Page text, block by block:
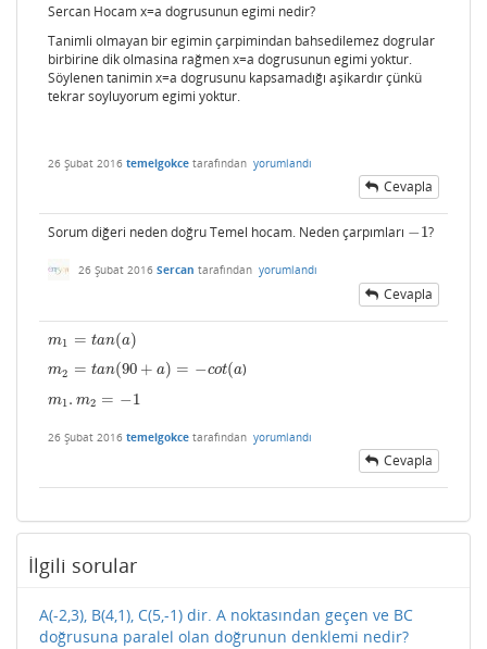
Sercan Hocam x=a dogrusunun egimi nedir?
Tanimli olmayan bir egimin çarpimindan bahsedilemez dogrular
birbirine dik olmasina rağmen x=a dogrusunun egimi yoktur.
Söylenen tanimin x=a dogrusunu kapsamadığı aşikardır çünkü
tekrar soyluyorum egimi yoktur.
26 Şubat 2016 temelgokce tarafından yorumlandı
Cevapla
Sorum diğeri neden doğru Temel hocam. Neden çarpımları −1
−1 ?
26 Şubat 2016 Sercan tarafından yorumlandı
Cevapla
m1 = tan(a)
m1 ta n(a)
m2 = tan(90 + a) = −cot(a
m2 ta n(90+a)= −c ot( a )
m1. m2 = −1
m1.m2= −1
26 Şubat 2016 temelgokce tarafından yorumlandı
Cevapla
İlgili sorular
A(-2,3), B(4,1), C(5,-1) dir. A noktasından geçen ve BC
doğrusuna paralel olan doğrunun denklemi nedir?